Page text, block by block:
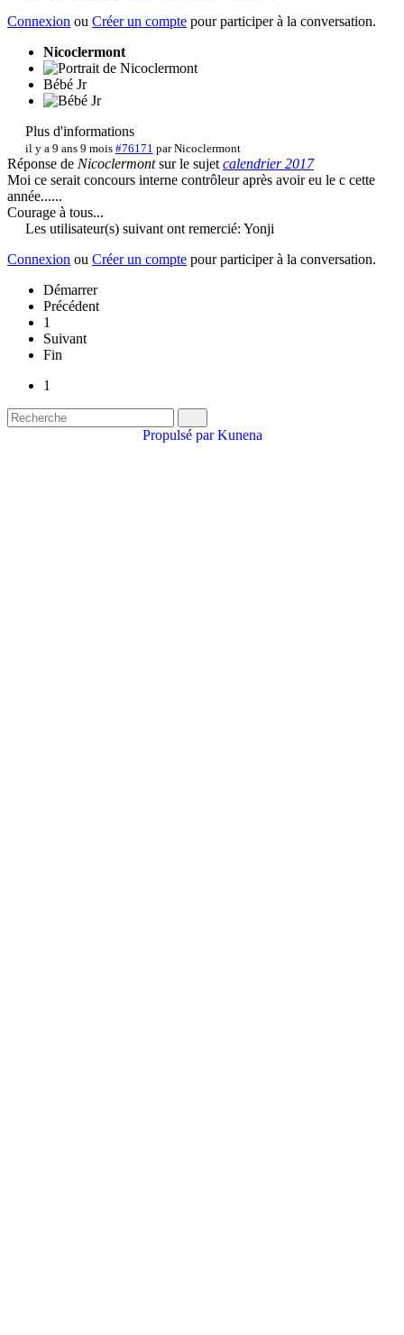
Connexion ou Créer un compte pour participer à la conversation.
Nicoclermont
Bébé Jr
Plus d'informations
il y a 9 ans 9 mois #76171 parNicoclermont
Réponse de Nicoclermontsur le sujet calendrier 2017
Moi ce serait concours interne contrôleur après avoir eu le c cette
année......
Courage à tous...
Les utilisateur(s) suivant ont remercié: Yonji
Connexion ou Créer un compte pour participer à la conversation.
Démarrer
Précédent
1
Suivant
Fin
1
Propulsé parKunena